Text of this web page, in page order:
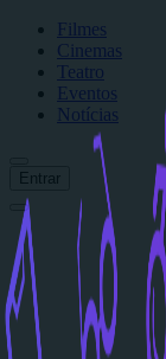
Filmes
Cinemas
Teatro
Eventos
Notícias
Entrar
Início
Filmes
Cinemas
Teatro
Eventos
Notícias